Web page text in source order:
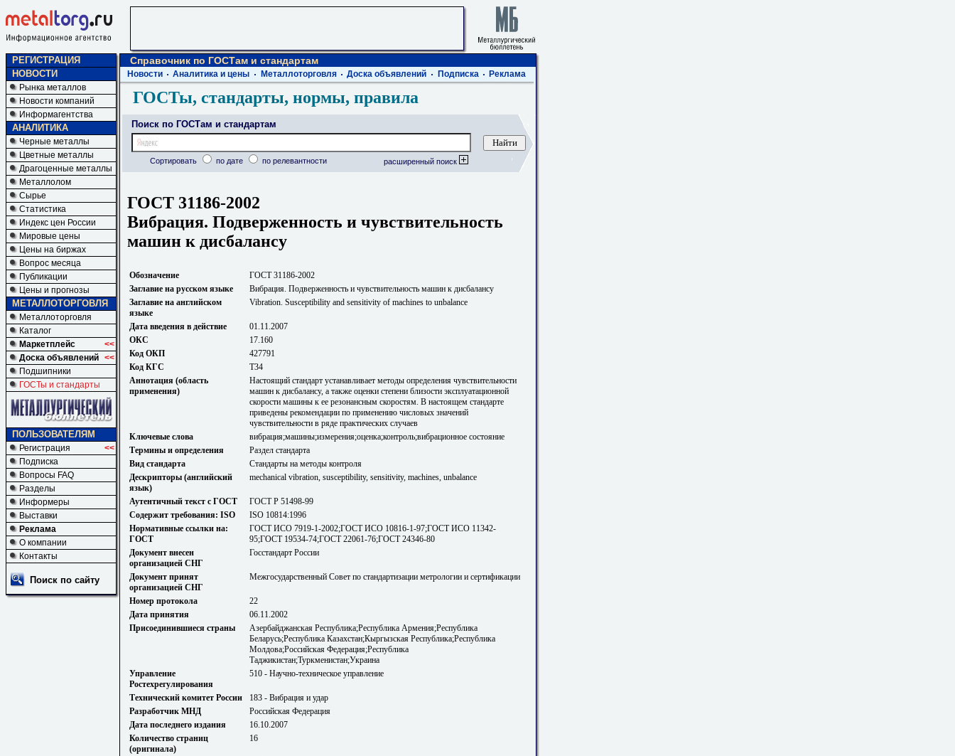
РЕГИСТРАЦИЯ
НОВОСТИ
Рынка металлов
Новости компаний
Информагентства
АНАЛИТИКА
Черные металлы
Цветные металлы
Драгоценные металлы
Металлолом
Сырье
Статистика
Индекс цен России
Мировые цены
Цены на биржах
Вопрос месяца
Публикации
Цены и прогнозы
МЕТАЛЛОТОРГОВЛЯ
Металлоторговля
Каталог
Маркетплейс
<<
Доска объявлений <<
Подшипники
ГОСТы и стандарты
ПОЛЬЗОВАТЕЛЯМ
Регистрация
<<
Подписка
Вопросы FAQ
Разделы
Информеры
Выставки
Реклама
О компании
Контакты
Поиск по сайту
Справочник по ГОСТам и стандартам
Новости Аналитика и цены Металлоторговля Доска объявлений Подписка Реклама
ГОСТы, стандарты, нормы, правила
Поиск по ГОСТам и стандартам
Сортировать по дате по релевантности расширенный поиск
ГОСТ 31186-2002
Вибрация. Подверженность и чувствительность
машин к дисбалансу
Обозначение
ГОСТ 31186-2002
Заглавие на русском языке
Вибрация. Подверженность и чувствительность машин к дисбалансу
Заглавие на английском
языке
Vibration. Susceptibility and sensitivity of machines to unbalance
Дата введения в действие
01.11.2007
ОКС
17.160
Код ОКП
427791
Код КГС
Т34
Аннотация (область
применения)
Настоящий стандарт устанавливает методы определения чувствительности
машин к дисбалансу, а также оценки степени близости эксплуатационной
скорости машины к ее резонансным скоростям. В настоящем стандарте
приведены рекомендации по применению числовых значений
чувствительности в ряде практических случаев
Ключевые слова
вибрация;машины;измерения;оценка;контроль;вибрационное состояние
Термины и определения
Раздел стандарта
Вид стандарта
Стандарты на методы контроля
Дескрипторы (английский
язык)
mechanical vibration, susceptibility, sensitivity, machines, unbalance
Аутентичный текст с ГОСТ
ГОСТ Р 51498-99
Содержит требования: ISO
ISO 10814:1996
Нормативные ссылки на:
ГОСТ
ГОСТ ИСО 7919-1-2002;ГОСТ ИСО 10816-1-97;ГОСТ ИСО 11342-
95;ГОСТ 19534-74;ГОСТ 22061-76;ГОСТ 24346-80
Документ внесен
организацией СНГ
Госстандарт России
Документ принят
организацией СНГ
Межгосударственный Совет по стандартизации метрологии и сертификации
Номер протокола
22
Дата принятия
06.11.2002
Присоединившиеся страны
Азербайджанская Республика;Республика Армения;Республика
Беларусь;Республика Казахстан;Кыргызская Республика;Республика
Молдова;Российская Федерация;Республика
Таджикистан;Туркменистан;Украина
Управление
Ростехрегулирования
510 - Научно-техническое управление
Технический комитет России
183 - Вибрация и удар
Разработчик МНД
Российская Федерация
Дата последнего издания
16.10.2007
Количество страниц
(оригинала)
16